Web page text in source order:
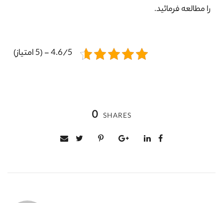
را مطالعه فرمائید.
4.6/5 - (5 امتیاز)
0 SHARES